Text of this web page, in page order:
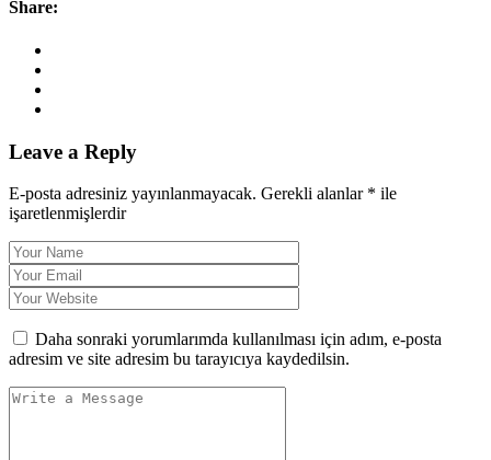
Share:
Leave a Reply
E-posta adresiniz yayınlanmayacak. Gerekli alanlar * ile
işaretlenmişlerdir
Daha sonraki yorumlarımda kullanılması için adım, e-posta
adresim ve site adresim bu tarayıcıya kaydedilsin.